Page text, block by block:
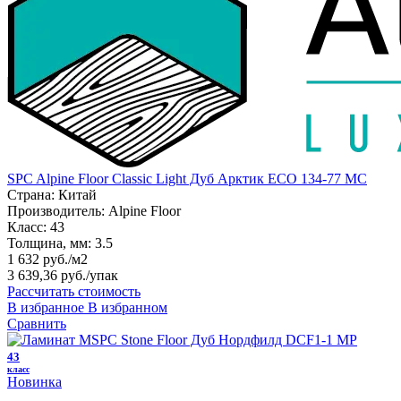
SPC Alpine Floor Classic Light Дуб Арктик ECO 134-77 MC
Страна: Китай
Производитель: Alpine Floor
Класс: 43
Толщина, мм: 3.5
1 632 руб./м2
3 639,36 руб./упак
Рассчитать стоимость
В избранное В избранном
Сравнить
43
класс
Новинка